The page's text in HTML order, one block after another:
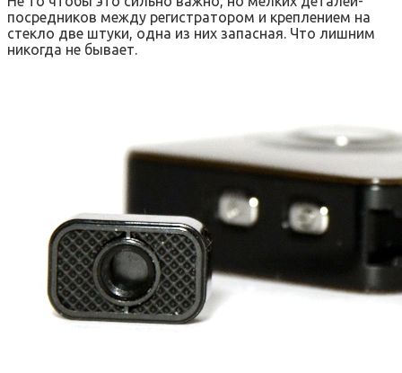
посредников между регистратором и креплением на
стекло две штуки, одна из них запасная. Что лишним
никогда не бывает.